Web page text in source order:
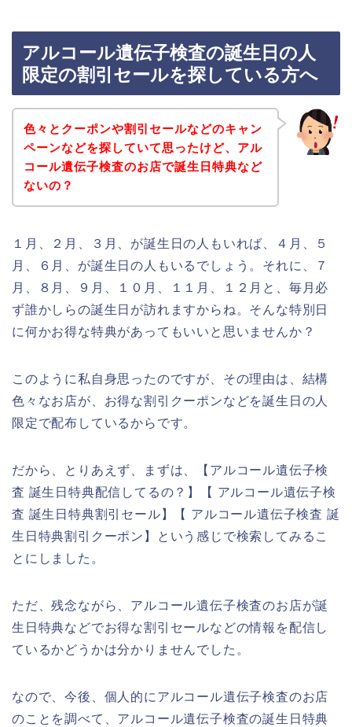
アルコール遺伝子検査の誕生日の人
限定の割引セールを探している方へ
色々とクーポンや割引セールなどのキャン
ペーンなどを探していて思ったけど、アル
コール遺伝子検査のお店で誕生日特典など
ないの？
１月、２月、３月、が誕生日の人もいれば、４月、５
月、６月、が誕生日の人もいるでしょう。それに、７
月、８月、９月、１０月、１１月、１２月と、毎月必
ず誰かしらの誕生日が訪れますからね。そんな特別日
に何かお得な特典があってもいいと思いませんか？
このように私自身思ったのですが、その理由は、結構
色々なお店が、お得な割引クーポンなどを誕生日の人
限定で配布しているからです。
だから、とりあえず、まずは、【アルコール遺伝子検
査 誕生日特典配信してるの？】【 アルコール遺伝子検
査 誕生日特典割引セール】【 アルコール遺伝子検査 誕
生日特典割引クーポン】という感じで検索してみるこ
とにしました。
ただ、残念ながら、アルコール遺伝子検査のお店が誕
生日特典などでお得な割引セールなどの情報を配信し
ているかどうかは分かりませんでした。
なので、今後、個人的にアルコール遺伝子検査のお店
のことを調べて、アルコール遺伝子検査の誕生日特典